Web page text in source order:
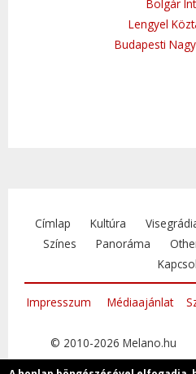
Bolgár
Lengyel
Budapesti
Címlap Kultúra
Színes
Panoráma
Impresszum Médiaajánlat
© 2010-2026